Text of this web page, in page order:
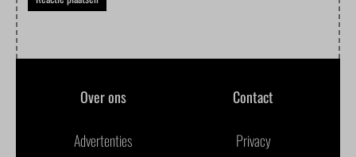
Over ons Contact
Advertenties Privacy